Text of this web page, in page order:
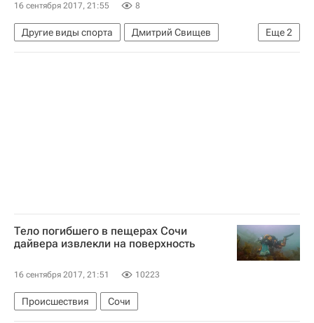
16 сентября 2017, 21:55 8
Еще2
Другие виды спорта
Дмитрий Свищев
WCF
ФКР
Тело погибшего в пещерах Сочи
дайвера извлекли на поверхность
16 сентября 2017, 21:51 10223
Происшествия Сочи